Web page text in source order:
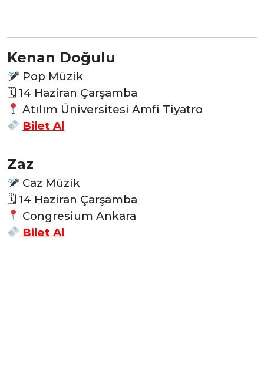
Kenan Doğulu
Pop Müzik
🗓 14 Haziran Çarşamba
Atılım Üniversitesi Amfi Tiyatro
Bilet Al
Zaz
Caz Müzik
🗓 14 Haziran Çarşamba
Congresium Ankara
Bilet Al